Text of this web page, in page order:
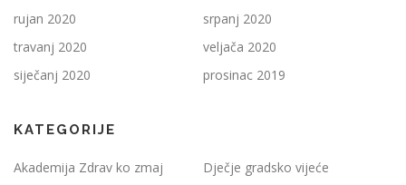
rujan 2020
srpanj 2020
travanj 2020
veljača 2020
siječanj 2020
prosinac 2019
KATEGORIJE
Akademija Zdrav ko zmaj
Dječje gradsko vijeće